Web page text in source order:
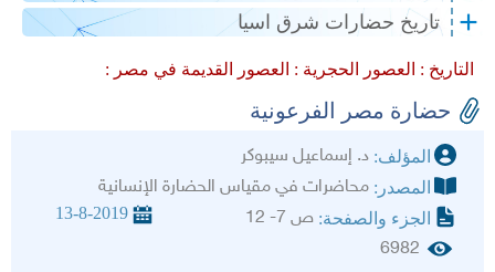
تاريخ حضارات شرق اسيا
التاريخ : العصور الحجرية : العصور القديمة في مصر :
حضارة مصر الفرعونية
المؤلف: د. إسماعيل سيبوكر
المصدر: محاضرات في مقياس الحضارة الإنسانية
الجزء والصفحة: ص 7- 12 13-8-2019
6982